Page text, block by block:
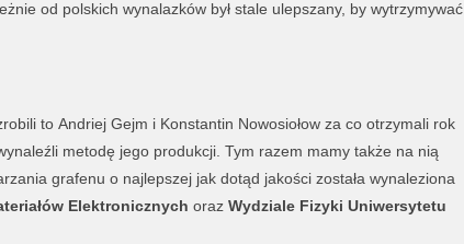
od polskich wynalazków był stale ulepszany, by wytrzymywać
to Andriej Gejm i Konstantin Nowosiołow za co otrzymali rok
metodę jego produkcji. Tym razem mamy także na nią
grafenu o najlepszej jak dotąd jakości została wynaleziona
Elektronicznych oraz Wydziale Fizyki Uniwersytetu